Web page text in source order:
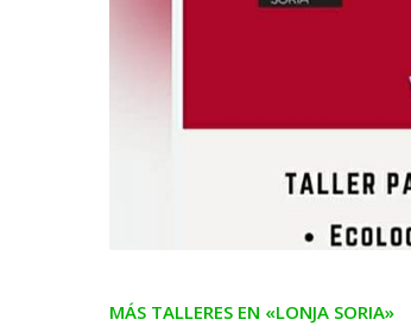
MÁS TALLERES EN «LONJA SORIA»